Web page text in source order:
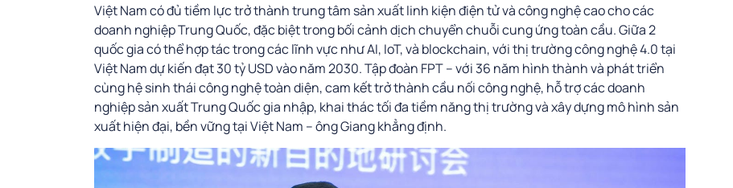
Việt Nam có đủ tiềm lực trở thành trung tâm sản xuất linh kiện điện tử và công nghệ cao cho các
doanh nghiệp Trung Quốc, đặc biệt trong bối cảnh dịch chuyển chuỗi cung ứng toàn cầu. Giữa 2
quốc gia có thể hợp tác trong các lĩnh vực như AI, IoT, và blockchain, với thị trường công nghệ 4.0 tại
Việt Nam dự kiến đạt 30 tỷ USD vào năm 2030.Tập đoàn FPT – với 36 năm hình thành và phát triển
cùng hệ sinh thái công nghệ toàn diện, cam kết trở thành cầu nối công nghệ, hỗ trợ các doanh
nghiệp sản xuất Trung Quốc gia nhập, khai thác tối đa tiềm năng thị trường và xây dựng mô hình sản
xuất hiện đại, bền vững tại Việt Nam – ông Giang khẳng định.